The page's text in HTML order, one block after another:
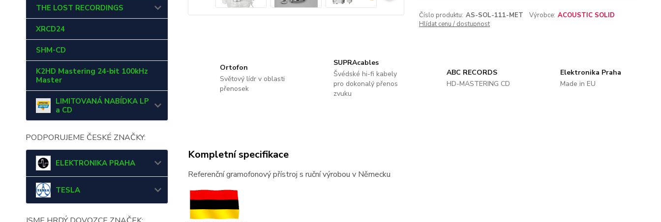
THE LOST RECORDINGS
XRCD24
SHM-CD
K2HD Mastering 24-bit 100kHz
Master
LIMITOVANÁ NABÍDKA LP
a CD
PODPORUJEME ČESKÉ ZNAČKY:
ELEKTRONIKA PRAHA
TESLA
Číslo produktu: AS-SOL-111-MET Výrobce: ACOUSTIC SOLID
Hlídat cenu / dostupnost
Ortofon
Světový lídr v oblasti
přenosek
SUPRAcables
Švédské hi-fi kabely
pro dokonalý přenos
zvuku
ABC RECORDS
HD-MASTERING CD
Elektronika Praha
Made in EU
Kompletní specifikace
Referenční gramofonový přístroj s ruční výrobou v Německu